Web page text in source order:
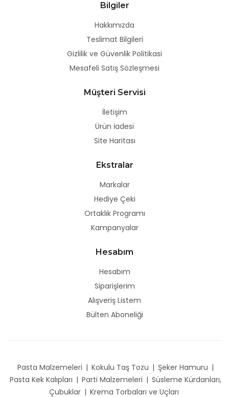
Bilgiler
Hakkımızda
Teslimat Bilgileri
Gizlilik ve Güvenlik Politikasi
Mesafeli Satış Sözleşmesi
Müşteri Servisi
İletişim
Ürün İadesi
Site Haritası
Ekstralar
Markalar
Hediye Çeki
Ortaklık Programı
Kampanyalar
Hesabım
Hesabım
Siparişlerim
Alışveriş Listem
Bülten Aboneliği
Pasta Malzemeleri | Kokulu Taş Tozu | Şeker Hamuru |
Pasta Kek Kalıpları | Parti Malzemeleri | Süsleme Kürdanları,
Çubuklar | Krema Torbaları ve Uçları